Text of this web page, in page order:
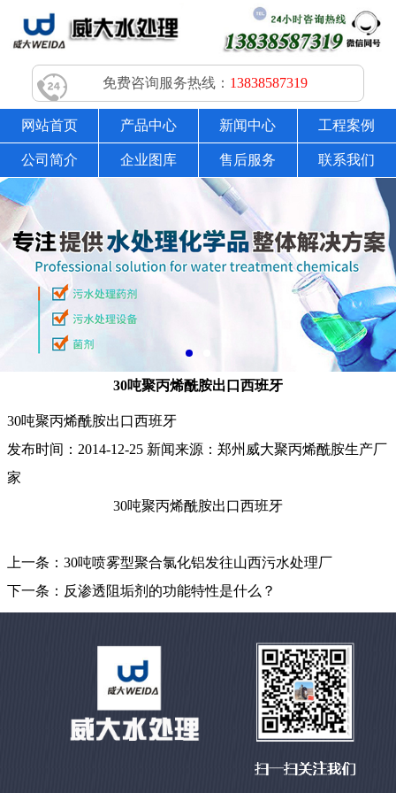
免费咨询服务热线： 13838587319
网站首页 产品中心 新闻中心 工程案例
公司简介 企业图库 售后服务 联系我们
30吨聚丙烯酰胺出口西班牙
30吨聚丙烯酰胺出口西班牙
发布时间： 2014-12-25 新闻来源： 郑州威大聚丙烯酰胺生产厂
家
30吨聚丙烯酰胺出口西班牙
上一条： 30吨喷雾型聚合氯化铝发往山西污水处理厂
下一条： 反渗透阻垢剂的功能特性是什么？